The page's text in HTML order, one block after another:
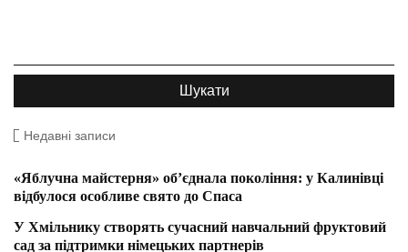
Недавні записи
«Яблучна майстерня» об’єднала покоління: у Калинівці
відбулося особливе свято до Спаса
У Хмільнику створять сучасний навчальний фруктовий
сад за підтримки німецьких партнерів